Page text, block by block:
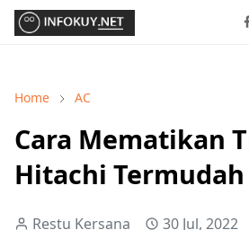
Home AC
Cara Mematikan
Hitachi Termudah
Restu Kersana 30 Jul, 2022